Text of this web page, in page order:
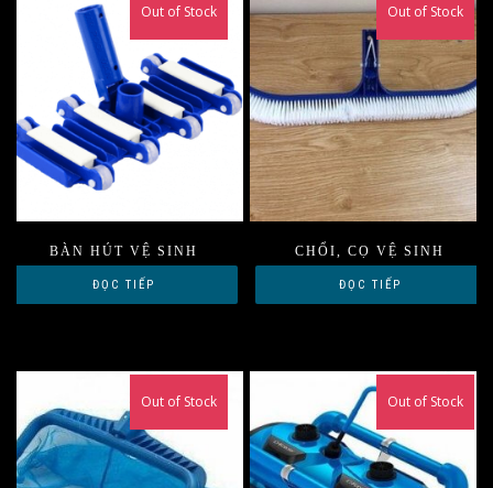
BÀN HÚT VỆ SINH
Out of Stock
ĐỌC TIẾP
CHỔI, CỌ VỆ SINH
Out of Stock
ĐỌC TIẾP
Out of Stock Out of Stock